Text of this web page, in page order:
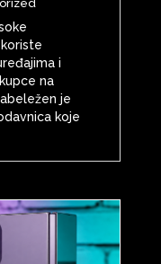
i
na
je
koje